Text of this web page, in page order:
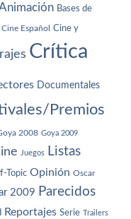
Bases de
Cine Español Cine y
Crítica
Documentales
Premios
2008 Goya 2009
Juegos Listas
Topic Opinión Oscar
2009 Parecidos
Reportajes Serie Trailers